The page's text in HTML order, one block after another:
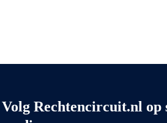
Volg Rechtencircuit.nl op